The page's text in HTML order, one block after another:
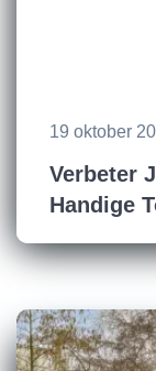
19 oktober
Verbeter
Handige